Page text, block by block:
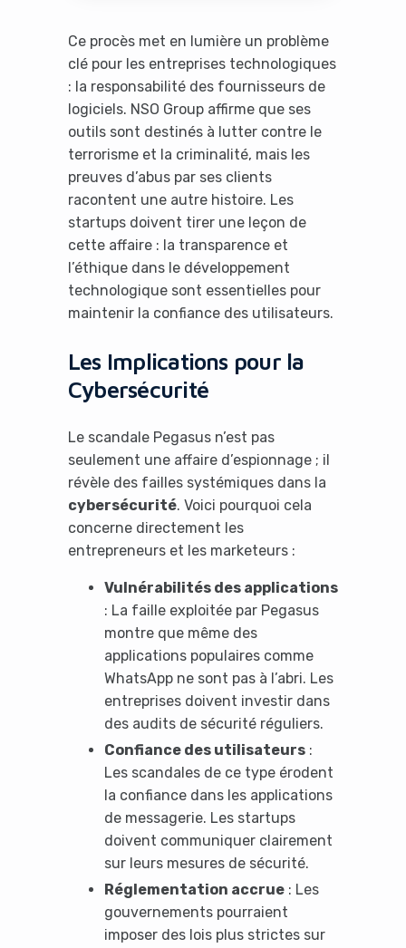
Ce procès met en lumière un problème
clé pour les entreprises technologiques
: la responsabilité des fournisseurs de
logiciels. NSO Group affirme que ses
outils sont destinés à lutter contre le
terrorisme et la criminalité, mais les
preuves d’abus par ses clients
racontent une autre histoire. Les
startups doivent tirer une leçon de
cette affaire : la transparence et
l’éthique dans le développement
technologique sont essentielles pour
maintenir la confiance des utilisateurs.
Les Implications pour la
Cybersécurité
Le scandale Pegasus n’est pas
seulement une affaire d’espionnage ; il
révèle des failles systémiques dans la
cybersécurité. Voici pourquoi cela
concerne directement les
entrepreneurs et les marketeurs :
Vulnérabilités des applications
: La faille exploitée par Pegasus
montre que même des
applications populaires comme
WhatsApp ne sont pas à l’abri. Les
entreprises doivent investir dans
des audits de sécurité réguliers.
Confiance des utilisateurs:
Les scandales de ce type érodent
la confiance dans les applications
de messagerie. Les startups
doivent communiquer clairement
sur leurs mesures de sécurité.
Réglementation accrue: Les
gouvernements pourraient
imposer des lois plus strictes sur